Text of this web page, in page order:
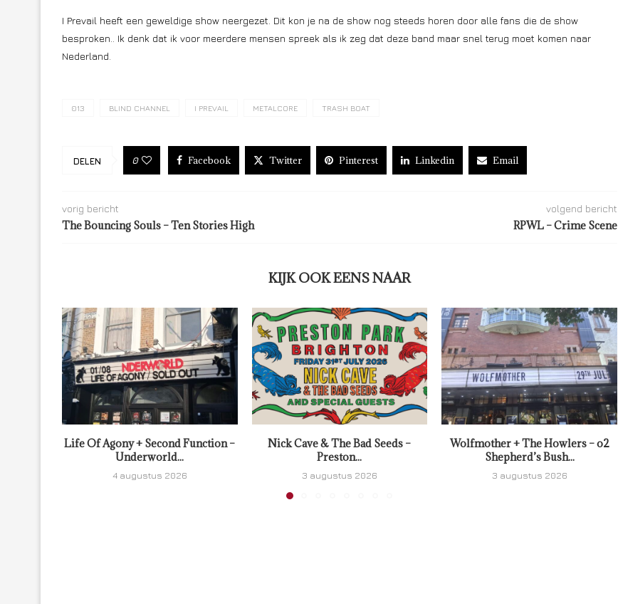
I Prevail heeft een geweldige show neergezet. Dit kon je na de show nog steeds horen door alle fans die de show
besproken.. Ik denk dat ik voor meerdere mensen spreek als ik zeg dat deze band maar snel terug moet komen naar
Nederland.
013 BLIND CHANNEL I PREVAIL METALCORE TRASH BOAT
DELEN 0 Facebook Twitter Pinterest Linkedin Email
vorig bericht
The Bouncing Souls – Ten Stories High
volgend bericht
RPWL – Crime Scene
KIJK OOK EENS NAAR
Life Of Agony + Second Function –
Underworld...
4 augustus 2026
Nick Cave & The Bad Seeds –
Preston...
3 augustus 2026
Wolfmother + The Howlers – o2
Shepherd’s Bush...
3 augustus 2026